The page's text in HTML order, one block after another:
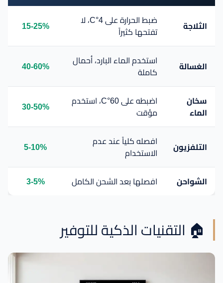
الثلاجة
ضبط الحرارة على 4°C، لا
تفتحها كثيراً
15-25%
الغسالة
استخدم الماء البارد، أحمال
كاملة
40-60%
سخان
الماء
اضبطه على 60°C، استخدم
مؤقت
30-50%
التلفزيون
افصله كلياً عند عدم
الاستخدام
5-10%
الشواحن افصلها بعد الشحن الكامل 3-5%
🏠 التقنيات الذكية للتوفير